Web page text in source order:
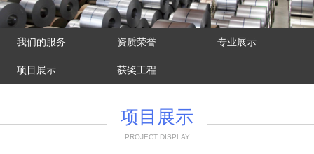
我们的服务 资质荣誉 专业展示
项目展示 获奖工程
项目展示
PROJECT DISPLAY